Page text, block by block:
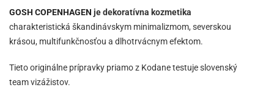
GOSH COPENHAGEN je dekoratívna kozmetika
charakteristická škandinávskym minimalizmom, severskou
krásou, multifunkčnosťou a dlhotrvácnym efektom.
Tieto originálne prípravky priamo z Kodane testuje slovenský
team vizážistov.